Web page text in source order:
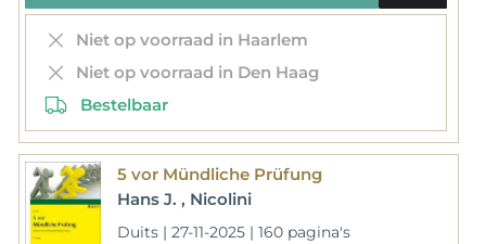
Niet op voorraad in Haarlem
Niet op voorraad in Den Haag
Bestelbaar
5 vor Mündliche Prüfung
Hans J. , Nicolini
Duits | 27-11-2025 | 160 pagina's